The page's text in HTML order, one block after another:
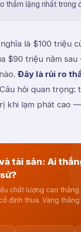
thầm lặng nhất trong
là $100 triệu
$90 triệu năm
Đây là rủi ro
Câu hỏi quan trọng:
khi lạm phát cao
tài sản: Ai
chất lượng cao thắng
định thua. Vàng